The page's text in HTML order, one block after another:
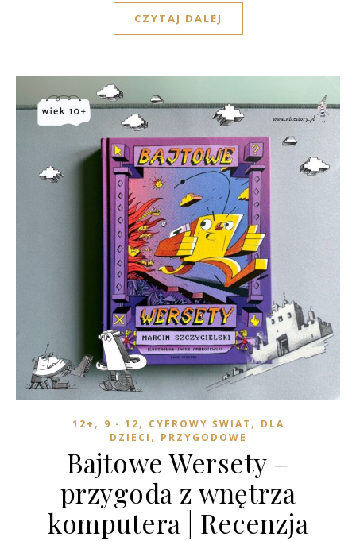
CZYTAJ DALEJ
12+ , 9 - 12, CYFROWY ŚWIAT , DLA
DZIECI , PRZYGODOWE
Bajtowe Wersety –
przygoda z wnętrza
komputera | Recenzja